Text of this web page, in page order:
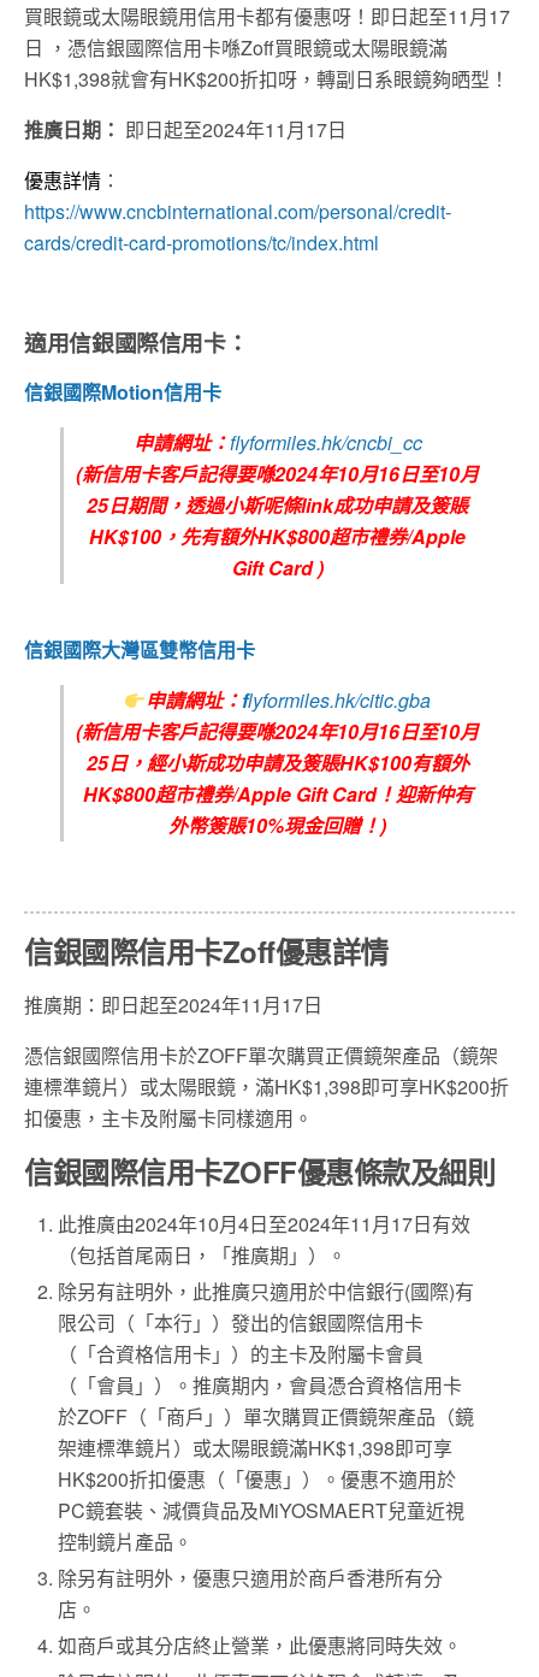
買眼鏡或太陽眼鏡用信用卡都有優惠呀！即日起至11月17
日 ，憑信銀國際信用卡喺Zoff買眼鏡或太陽眼鏡滿
HK$1,398就會有HK$200折扣呀，轉副日系眼鏡夠晒型！
推廣日期： 即日起至2024年11月17日
優惠詳情 ：
https://www.cncbinternational.com/personal/credit-
cards/credit-card-promotions/tc/index.html
適用信銀國際信用卡：
信銀國際Motion信用卡
申請網址：flyformiles.hk/cncbi_cc
(新信用卡客戶記得要喺2024年10月16日至10月
25日期間，透過小斯呢條link成功申請及簽賬
HK$100，先有額外HK$800超市禮券/Apple
Gift Card )
信銀國際大灣區雙幣信用卡
申請網址：flyformiles.hk/citic.gba
(新信用卡客戶記得要喺2024年10月16日至10月
25日，經小斯成功申請及簽賬HK$100有額外
HK$800超市禮券/Apple Gift Card！迎新仲有
外幣簽賬10%現金回贈！)
信銀國際信用卡Zoff優惠詳情
推廣期：即日起至2024年11月17日
憑信銀國際信用卡於ZOFF單次購買正價鏡架產品（鏡架
連標準鏡片）或太陽眼鏡，滿HK$1,398即可享HK$200折
扣優惠，主卡及附屬卡同樣適用。
信銀國際信用卡ZOFF優惠條款及細則
此推廣由2024年10月4日至2024年11月17日有效
（包括首尾兩日，「推廣期」）。
除另有註明外，此推廣只適用於中信銀行(國際)有
限公司（「本行」）發出的信銀國際信用卡
（「合資格信用卡」）的主卡及附屬卡會員
（「會員」）。推廣期内，會員憑合資格信用卡
於ZOFF（「商戶」）單次購買正價鏡架產品（鏡
架連標準鏡片）或太陽眼鏡滿HK$1,398即可享
HK$200折扣優惠（「優惠」）。優惠不適用於
PC鏡套裝、減價貨品及MiYOSMAERT兒童近視
控制鏡片產品。
除另有註明外，優惠只適用於商戶香港所有分
店。
如商戶或其分店終止營業，此優惠將同時失效。